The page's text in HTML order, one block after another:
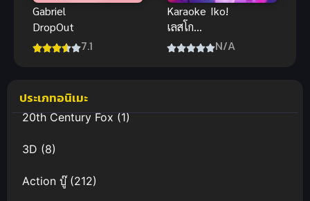
Gabriel
DropOut
7.1
Karaoke Iko!
เลสโก
คาราโอเกะ!N/A
ประเภทอนิเมะ
20th Century Fox(1)
3D (8)
Action บู๊(212)